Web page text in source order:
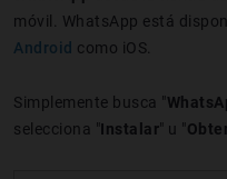
móvil. WhatsApp está
Android como iOS.
Simplemente busca "
selecciona "Instalar" u "